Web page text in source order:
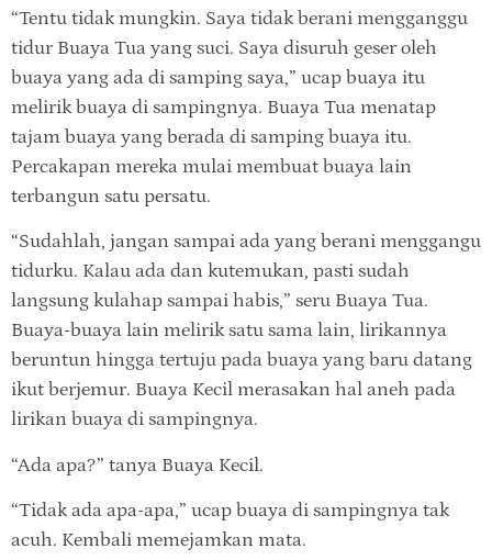
“Tentu tidak mungkin. Saya tidak berani mengganggu
tidur Buaya Tua yang suci. Saya disuruh geser oleh
buaya yang ada di samping saya,” ucap buaya itu
melirik buaya di sampingnya. Buaya Tua menatap
tajam buaya yang berada di samping buaya itu.
Percakapan mereka mulai membuat buaya lain
terbangun satu persatu.
“Sudahlah, jangan sampai ada yang berani menggangu
tidurku. Kalau ada dan kutemukan, pasti sudah
langsung kulahap sampai habis,” seru Buaya Tua.
Buaya-buaya lain melirik satu sama lain, lirikannya
beruntun hingga tertuju pada buaya yang baru datang
ikut berjemur. Buaya Kecil merasakan hal aneh pada
lirikan buaya di sampingnya.
“Ada apa?” tanya Buaya Kecil.
“Tidak ada apa-apa,” ucap buaya di sampingnya tak
acuh. Kembali memejamkan mata.